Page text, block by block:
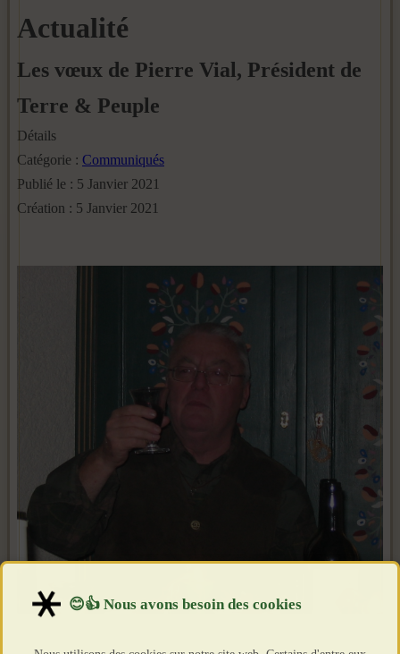
Actualité
Les vœux de Pierre Vial, Président de
Terre & Peuple
Détails
Catégorie : Communiqués
Publié le : 5 Janvier 2021
Création : 5 Janvier 2021